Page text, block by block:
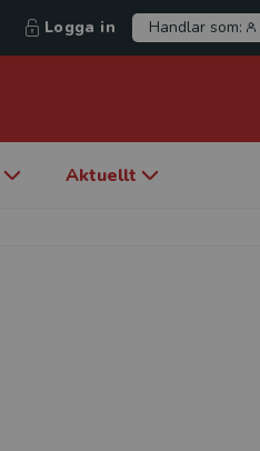
Logga in Handlar som:
Aktuellt